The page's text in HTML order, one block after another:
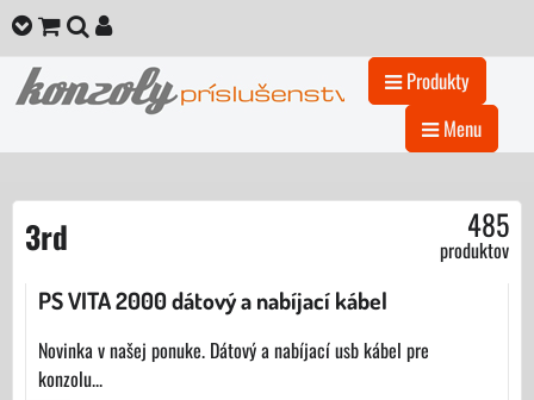
Produkty
Menu
3rd 485
produktov
PS VITA 2000 dátový a nabíjací kábel
Novinka v našej ponuke. Dátový a nabíjací usb kábel pre
konzolu...